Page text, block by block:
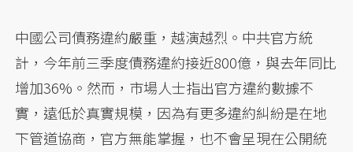
中國公司債務違約嚴重，越演越烈。中共官方統
計，今年前三季度債務違約接近800億，與去年同比
增加36%。然而，市場人士指出官方違約數據不
實，遠低於真實規模，因為有更多違約糾紛是在地
下管道協商，官方無能掌握，也不會呈現在公開統